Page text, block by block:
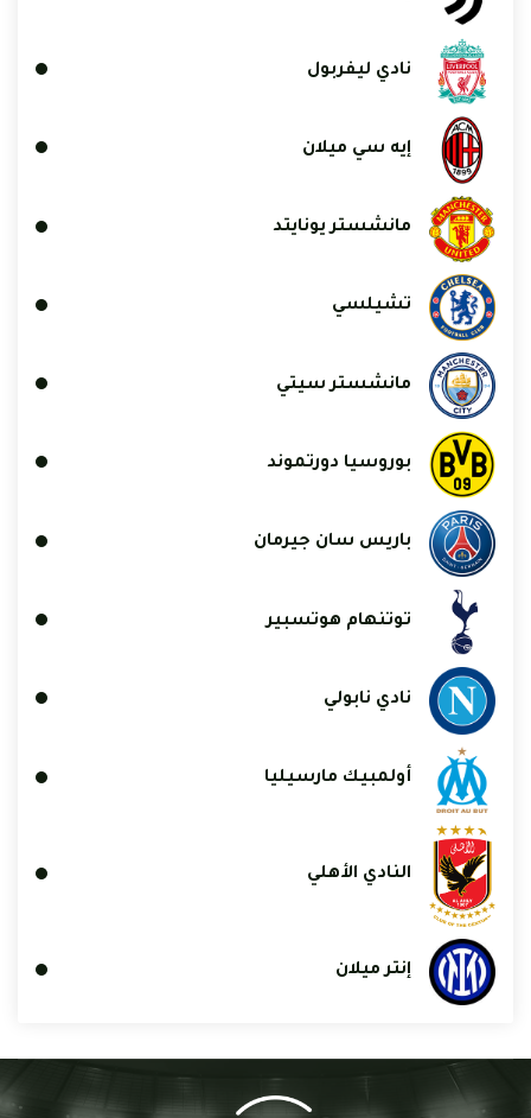
نادي ليفربول
إيه سي ميلان
مانشستر يونايتد
تشيلسي
مانشستر سيتي
بوروسيا دورتموند
باريس سان جيرمان
توتنهام هوتسبير
نادي نابولي
أولمبيك مارسيليا
النادي الأهلي
إنتر ميلان